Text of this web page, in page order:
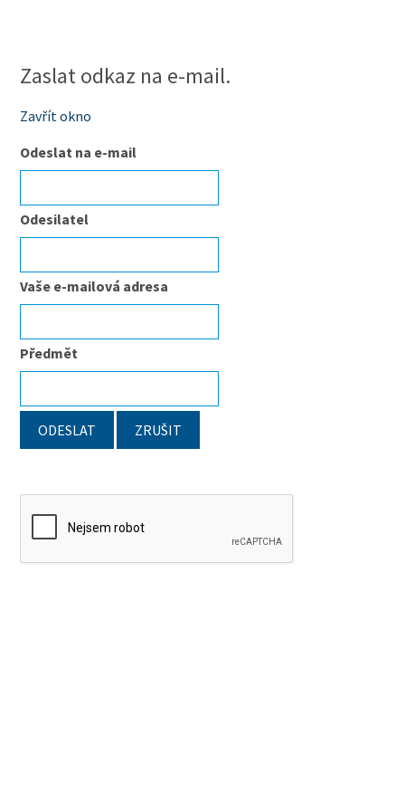
Zaslat odkaz na e-mail.
Zavřít okno
Odeslat na e-mail
Odesilatel
Vaše e-mailová adresa
Předmět
ODESLAT ZRUŠIT